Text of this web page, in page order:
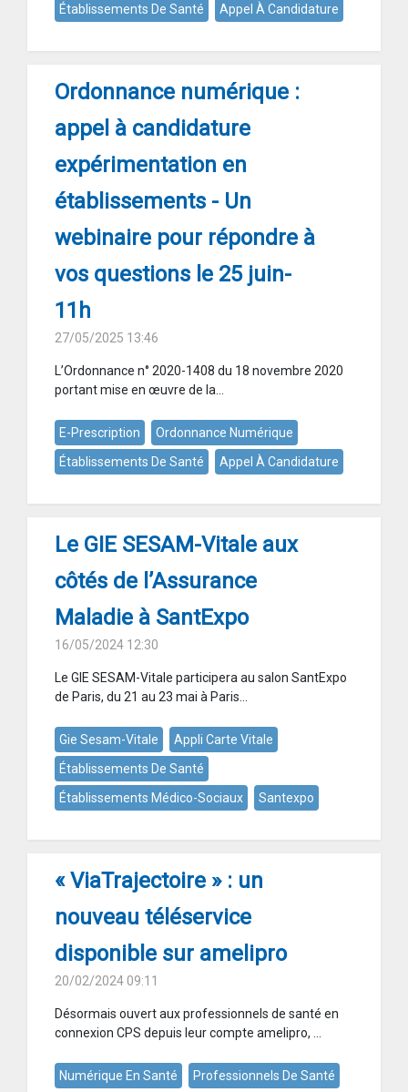
Établissements De Santé
Appel À Candidature
Ordonnance numérique :
appel à candidature
expérimentation en
établissements - Un
webinaire pour répondre à
vos questions le 25 juin-
11h
27/05/2025 13:46
L’Ordonnance n° 2020-1408 du 18 novembre 2020
portant mise en œuvre de la...
E-Prescription
Ordonnance Numérique
Établissements De Santé
Appel À Candidature
Le GIE SESAM-Vitale aux
côtés de l’Assurance
Maladie à SantExpo
16/05/2024 12:30
Le GIE SESAM-Vitale participera au salon SantExpo
de Paris, du 21 au 23 mai à Paris...
Gie Sesam-Vitale
Appli Carte Vitale
Établissements De Santé
Établissements Médico-Sociaux
Santexpo
« ViaTrajectoire » : un
nouveau téléservice
disponible sur amelipro
20/02/2024 09:11
Désormais ouvert aux professionnels de santé en
connexion CPS depuis leur compte amelipro, ...
Numérique En Santé Professionnels De Santé